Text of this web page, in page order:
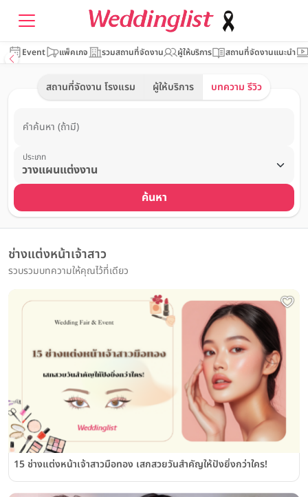
Event แพ็คเกจ รวมสถานที่จัดงาน ผู้ให้บริการ สถานที่จัดงานแนะนำ
สถานที่จัดงาน โรงแรม ผู้ให้บริการ บทความ รีวิว
คำค้นหา (ถ้ามี)
ประเภท
ค้นหา
ช่างแต่งหน้าเจ้าสาว
รวบรวมบทความให้คุณไว้ที่เดียว
15 ช่างแต่งหน้าเจ้าสาวมือทอง เสกสวยวันสำคัญให้ปังยิ่งกว่าใคร!